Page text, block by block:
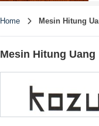
Home Mesin Hitung
Mesin Hitung Uang